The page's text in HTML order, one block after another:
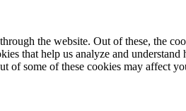
the website. Out of these, the
that help us analyze and
of some of these cookies may affect